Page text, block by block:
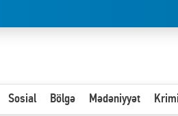
Sosial Bölgə Mədəniyyət